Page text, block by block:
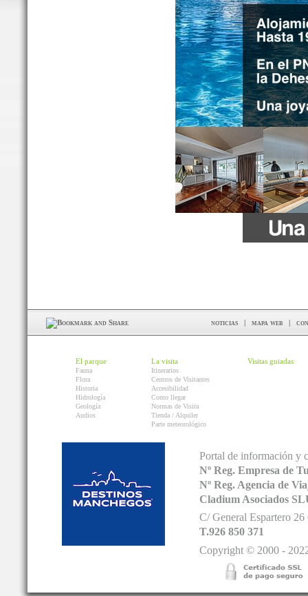
noticias | mapa web |
El parque
Fauna
Flora
Historia
Hidrología
Geología
Audios
La visita
Itinerarios
Centros de Visitantes
Accesibilidad
Como llegar
Normas de Visita
Tienda / Alquiler
Parte meteorológico
Visitas guiadas
Portal de información y
Nº Reg. Empresa de
Nº Reg. Agencia de
Cladium Asociados
C/ General Espartero
T.926 850 371
Copyright © 2000 -